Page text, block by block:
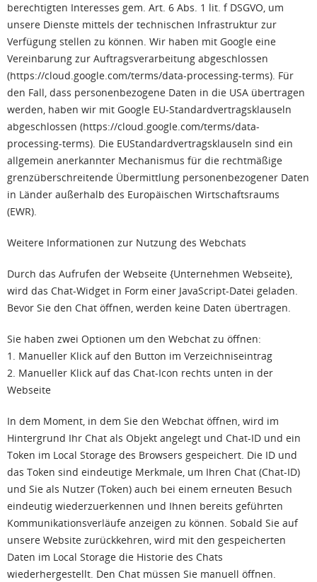
berechtigten Interesses gem. Art. 6 Abs. 1 lit. f DSGVO, um
unsere Dienste mittels der technischen Infrastruktur zur
Verfügung stellen zu können. Wir haben mit Google eine
Vereinbarung zur Auftragsverarbeitung abgeschlossen
(https://cloud.google.com/terms/data-processing-terms). Für
den Fall, dass personenbezogene Daten in die USA übertragen
werden, haben wir mit Google EU-Standardvertragsklauseln
abgeschlossen (https://cloud.google.com/terms/data-
processing-terms). Die EUStandardvertragsklauseln sind ein
allgemein anerkannter Mechanismus für die rechtmäßige
grenzüberschreitende Übermittlung personenbezogener Daten
in Länder außerhalb des Europäischen Wirtschaftsraums
(EWR).
Weitere Informationen zur Nutzung des Webchats
Durch das Aufrufen der Webseite {Unternehmen Webseite},
wird das Chat-Widget in Form einer JavaScript-Datei geladen.
Bevor Sie den Chat öffnen, werden keine Daten übertragen.
Sie haben zwei Optionen um den Webchat zu öffnen:
1. Manueller Klick auf den Button im Verzeichniseintrag
2. Manueller Klick auf das Chat-Icon rechts unten in der
Webseite
In dem Moment, in dem Sie den Webchat öffnen, wird im
Hintergrund Ihr Chat als Objekt angelegt und Chat-ID und ein
Token im Local Storage des Browsers gespeichert. Die ID und
das Token sind eindeutige Merkmale, um Ihren Chat (Chat-ID)
und Sie als Nutzer (Token) auch bei einem erneuten Besuch
eindeutig wiederzuerkennen und Ihnen bereits geführten
Kommunikationsverläufe anzeigen zu können. Sobald Sie auf
unsere Website zurückkehren, wird mit den gespeicherten
Daten im Local Storage die Historie des Chats
wiederhergestellt. Den Chat müssen Sie manuell öffnen.